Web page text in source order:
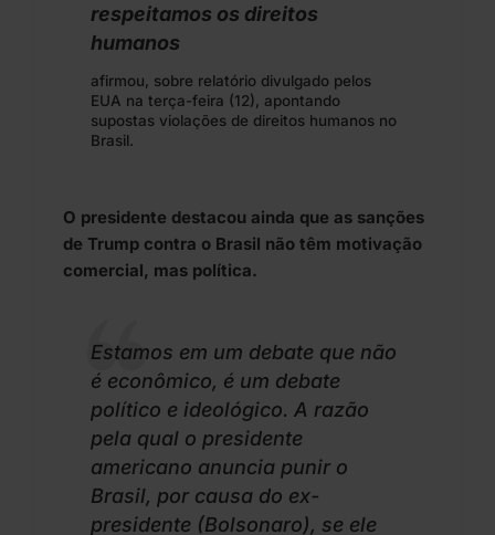
respeitamos os direitos
humanos
afirmou, sobre relatório divulgado pelos
EUA na terça-feira (12), apontando
supostas violações de direitos humanos no
Brasil.
O presidente destacou ainda que as sanções
de Trump contra o Brasil não têm motivação
comercial, mas política.
Estamos em um debate que não
é econômico, é um debate
político e ideológico. A razão
pela qual o presidente
americano anuncia punir o
Brasil, por causa do ex-
presidente (Bolsonaro), se ele